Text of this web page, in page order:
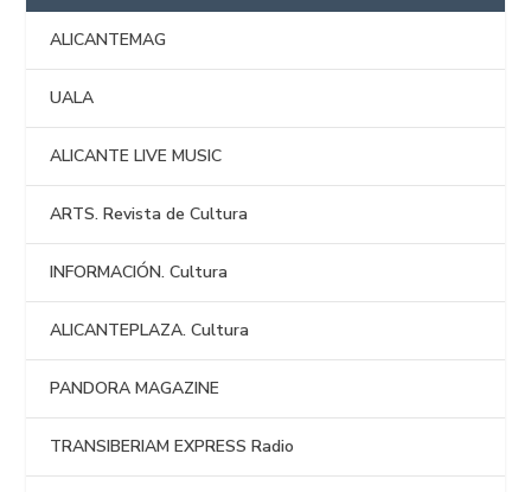
ALICANTEMAG
UALA
ALICANTE LIVE MUSIC
ARTS. Revista de Cultura
INFORMACIÓN. Cultura
ALICANTEPLAZA. Cultura
PANDORA MAGAZINE
TRANSIBERIAM EXPRESS Radio